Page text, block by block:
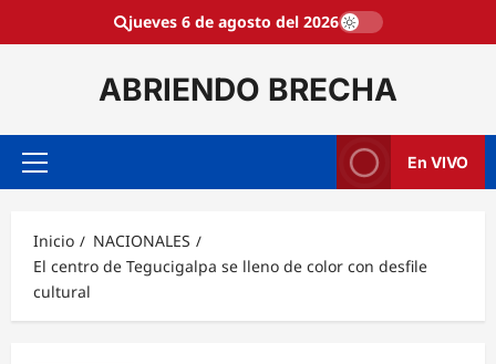
jueves 6 de agosto del 2026
ABRIENDO BRECHA
Menú
En VIVO
Inicio
NACIONALES
El centro de Tegucigalpa se lleno de color con desfile
cultural